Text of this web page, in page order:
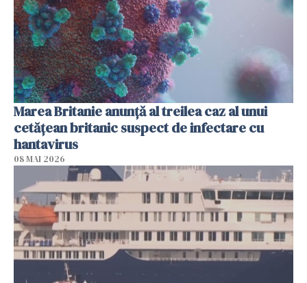
Marea Britanie anunţă al treilea caz al unui
cetăţean britanic suspect de infectare cu
hantavirus
08 MAI 2026